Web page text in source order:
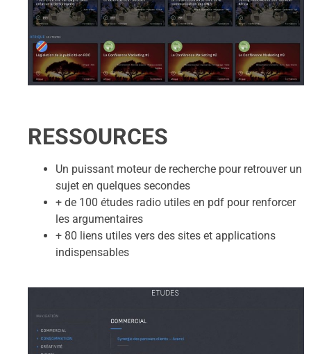
RESSOURCES
Un puissant moteur de recherche pour retrouver un
sujet en quelques secondes
+ de 100 études radio utiles en pdf pour renforcer
les argumentaires
+ 80 liens utiles vers des sites et applications
indispensables